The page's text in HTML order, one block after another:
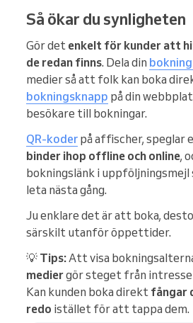
Så ökar du synligheten
Gör det enkelt för kunder att
de redan finns. Dela din
medier så att folk kan boka
bokningsknapp på din
besökare till bokningar.
QR-koder på affischer, speglar
binder ihop offline och online,
bokningslänk i uppföljningsmejl
leta nästa gång.
Ju enklare det är att boka,
särskilt utanför öppettider.
💡 Tips: Att visa
mediergör steget från
Kan kunden boka direkt fångar
redo istället för att tappa dem.